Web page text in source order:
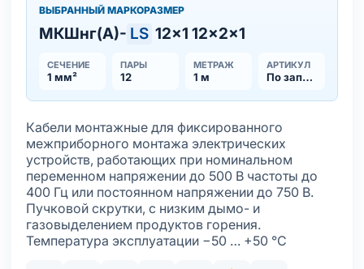
ВЫБРАННЫЙ МАРКОРАЗМЕР
МКШнг(А)- LS 12×1 12×2×1
СЕЧЕНИЕ
1 мм²
ПАРЫ
12
МЕТРАЖ
1 м
АРТИКУЛ
По запросу
Кабели монтажные для фиксированного
межприборного монтажа электрических
устройств, работающих при номинальном
переменном напряжении до 500 В частоты до
400 Гц или постоянном напряжении до 750 В.
Пучковой скрутки, с низким дымо- и
газовыделением продуктов горения.
Температура эксплуатации −50 … +50 °С